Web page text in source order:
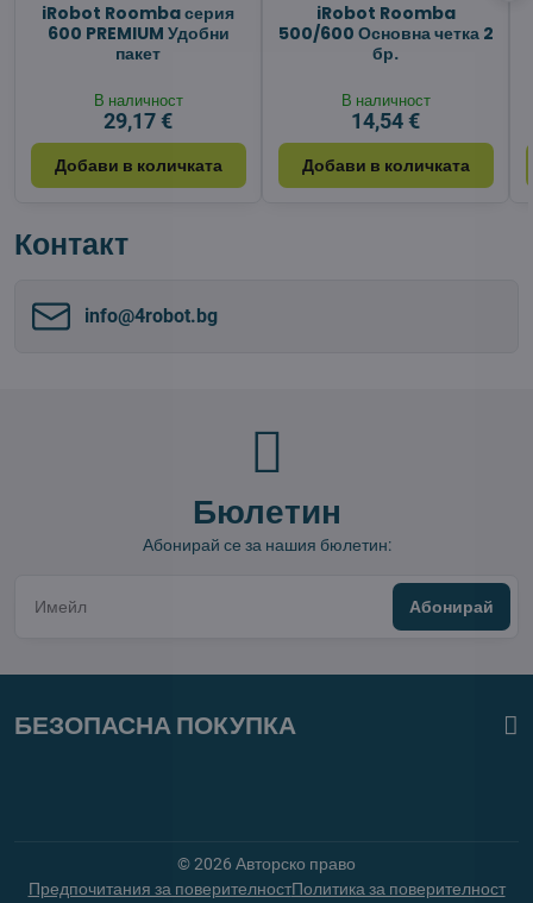
iRobot Roomba серия
600 PREMIUM Удобни
пакет
В наличност
29,17 €
Добави в количката
iRobot Roomba
500/600 Основна четка 2
бр.
В наличност
14,54 €
Добави в количката
Контакт
info​@4robot​.bg
Бюлетин
Абонирай се за нашия бюлетин:
Абонирай
БЕЗОПАСНА ПОКУПКА
©2026 Авторско право
Предпочитания за поверителностПолитика за поверителност